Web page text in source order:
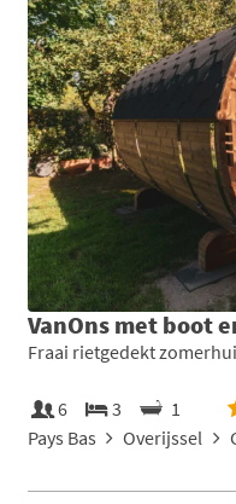
VanOns met boot
Fraai rietgedekt
6 3
1
Pays Bas
Overijssel